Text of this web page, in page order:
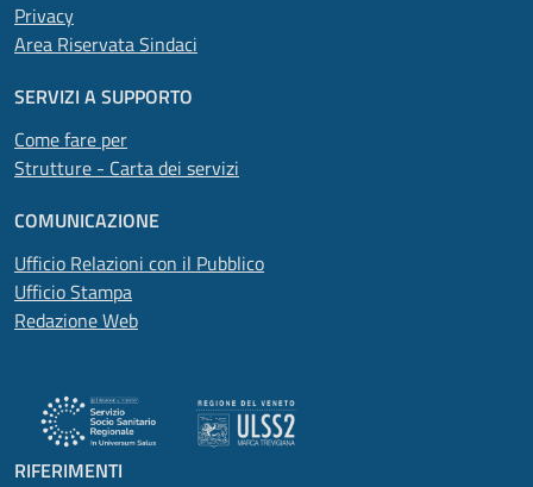
Privacy
Area Riservata Sindaci
SERVIZI A SUPPORTO
Come fare per
Strutture - Carta dei servizi
COMUNICAZIONE
Ufficio Relazioni con il Pubblico
Ufficio Stampa
Redazione Web
RIFERIMENTI